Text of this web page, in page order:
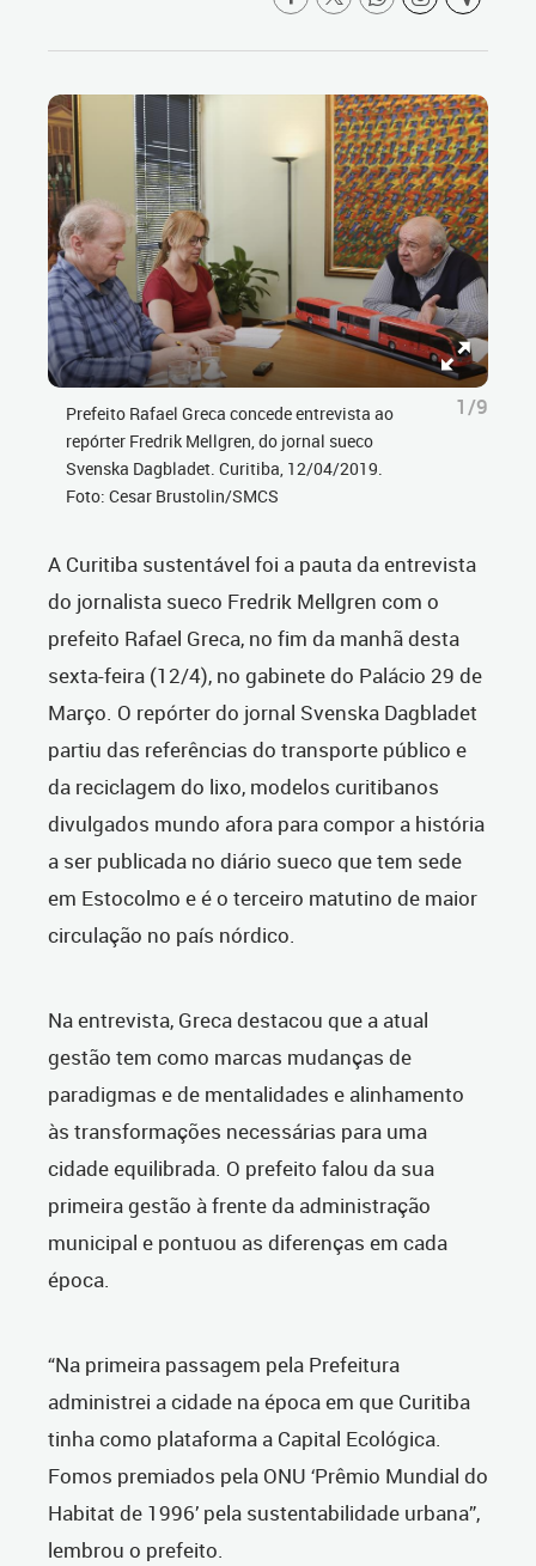
Prefeito Rafael Greca concede entrevista ao
repórter Fredrik Mellgren, do jornal sueco
Svenska Dagbladet. Curitiba, 12/04/2019.
Foto: Cesar Brustolin/SMCS
1/9
A Curitiba sustentável foi a pauta da entrevista
do jornalista sueco Fredrik Mellgren com o
prefeito Rafael Greca, no fim da manhã desta
sexta-feira (12/4), no gabinete do Palácio 29 de
Março. O repórter do jornal Svenska Dagbladet
partiu das referências do transporte público e
da reciclagem do lixo, modelos curitibanos
divulgados mundo afora para compor a história
a ser publicada no diário sueco que tem sede
em Estocolmo e é o terceiro matutino de maior
circulação no país nórdico.
Na entrevista, Greca destacou que a atual
gestão tem como marcas mudanças de
paradigmas e de mentalidades e alinhamento
às transformações necessárias para uma
cidade equilibrada. O prefeito falou da sua
primeira gestão à frente da administração
municipal e pontuou as diferenças em cada
época.
“Na primeira passagem pela Prefeitura
administrei a cidade na época em que Curitiba
tinha como plataforma a Capital Ecológica.
Fomos premiados pela ONU ‘Prêmio Mundial do
Habitat de 1996’ pela sustentabilidade urbana”,
lembrou o prefeito.